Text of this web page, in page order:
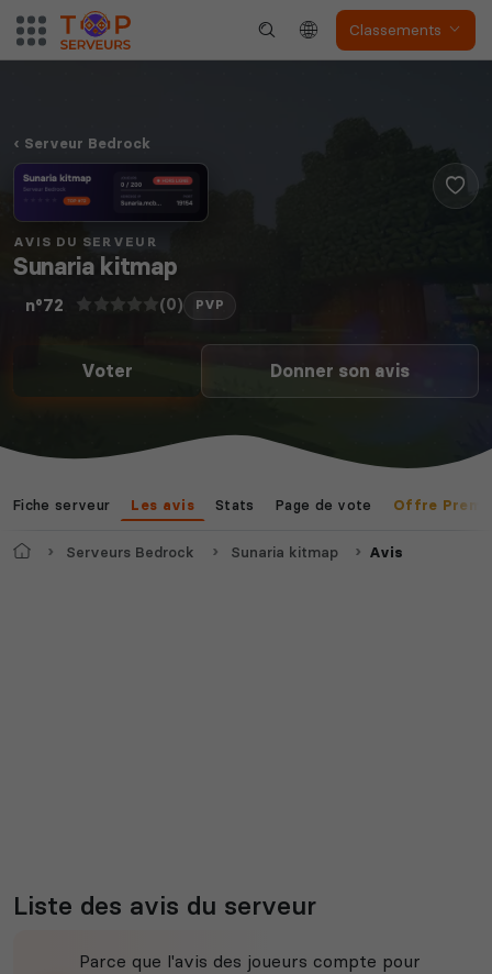
Classements
The Front
Dune Awakening
Neverwinter
Nights
Serveur Bedrock
AVIS DU SERVEUR
Sunaria kitmap
n°72 (0) PVP
Voter Donner son avis
Fiche serveur Les avis Stats Page de vote Offre
AccueilServeurs Bedrock Sunaria kitmap Avis
Liste des avis du serveur
Parce que l'avis des joueurs compte pour